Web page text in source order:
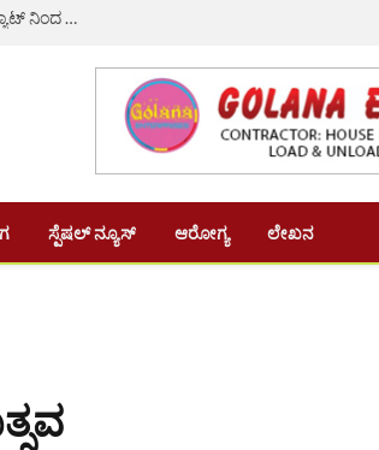
‘ನೀವು ಭಯೋತ್ಪಾದಕರಾ?’ ಎಂದು ಪ್ರಶ್ನಿಸಿ ಯುವಕರ ಮೇಲೆ ಬೇಸ್‌ ಬಾಲ್ ಬ್ಯಾಟ್‌ ನಿಂದ ಹಲ್ಲೆ; ಎಫ್‌ ಐಆರ್ ದಾಖಲು
ಸ್ಪೆಷಲ್ ನ್ಯೂಸ್ ಆರೋಗ್ಯ ಲೇಖನ